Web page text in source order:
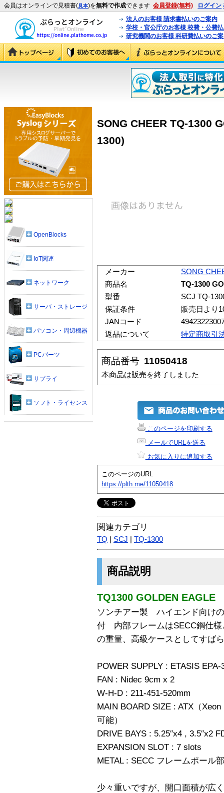
会員はオンラインで見積書(見本)を無料で作成できます 会員登録(無料) ログイン
法人のお客様 請求書払いのご案内
学校・官公庁のお客様 校費・公費
研究機関のお客様 科研費払いのご
SONG CHEER TQ-1300
1300)
メーカー
SONG
商品名
TQ-1300
型番
SCJ TQ-
保証条件
販売日より
JANコード
返品について
特定商取引
商品番号 11050418
本商品は販売を終了しました
このページを印刷する
メールでURLを送る
お気に入りに追加する
このページのURL
https://plth.me/11050418
関連カテゴリ
TQ SCJ TQ-1300
商品説明
TQ1300 GOLDEN EAGLE
ソンチアー製 ハイエンド向け
付 内部フレームはSECC鋼仕様
の重量、高級ケースとしてすば
POWER SUPPLY : ETASIS EPA-
FAN : Nidec 9cm x 2
W-H-D : 211-451-520mm
MAIN BOARD SIZE : ATX（
可能）
DRIVE BAYS : 5.25″x4 , 3.5″x2
EXPANSION SLOT : 7 slots
METAL : SECC フレームポール
少々重いですが、開口面積が広
OpenBlocks
IoT関連
ネットワーク
サーバ・ストレージ
パソコン・周辺機器
PCパーツ
サプライ
ソフト・ライセンス